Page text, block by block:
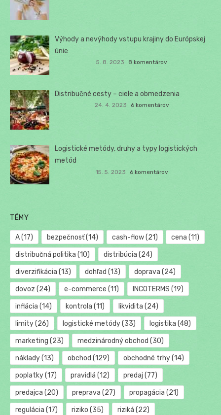
Výhody a nevýhody vstupu krajiny do Európskej
únie
5. 8. 2023 8 komentárov
Distribučné cesty – ciele a obmedzenia
24. 4. 2023 6 komentárov
Logistické metódy, druhy a typy logistických
metód
15. 5. 2023 6 komentárov
TÉMY
A(17) bezpečnosť(14) cash-flow(21) cena (11)
distribučná politika (10) distribúcia (24)
diverzifikácia (13) dohľad (13) doprava (24)
dovoz (24) e-commerce (11) INCOTERMS (19)
inflácia (14) kontrola (11) likvidita (24)
limity(26) logistické metódy(33) logistika (48)
marketing (23) medzinárodný obchod (30)
náklady(13) obchod (129) obchodné trhy(14)
poplatky(17) pravidlá (12) predaj (77)
predajca (20) preprava (27) propagácia (21)
regulácia (17) riziko (35) riziká (22)